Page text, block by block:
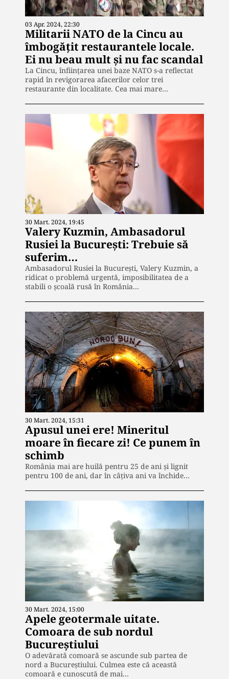
03 Apr. 2024, 22:30
Militarii NATO de la Cincu au
îmbogățit restaurantele locale.
Ei nu beau mult și nu fac scandal
La Cincu, înființarea unei baze NATO s-a reflectat
rapid în revigorarea afacerilor celor trei
restaurante din localitate. Cea mai mare…
30 Mart. 2024, 19:45
Valery Kuzmin, Ambasadorul
Rusiei la București: Trebuie să
suferim…
Ambasadorul Rusiei la București, Valery Kuzmin, a
ridicat o problemă urgentă, imposibilitatea de a
stabili o școală rusă în România…
30 Mart. 2024, 15:31
Apusul unei ere! Mineritul
moare în fiecare zi! Ce punem în
schimb
România mai are huilă pentru 25 de ani și lignit
pentru 100 de ani, dar în câțiva ani va închide…
30 Mart. 2024, 15:00
Apele geotermale uitate.
Comoara de sub nordul
Bucureștiului
O adevărată comoară se ascunde sub partea de
nord a Bucureștiului. Culmea este că această
comoară e cunoscută de mai…